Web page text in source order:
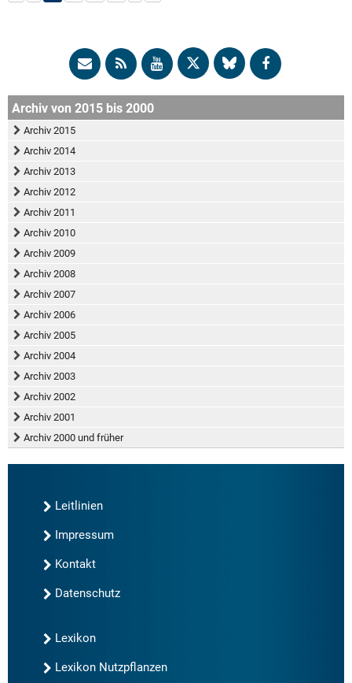
Archiv von 2015 bis 2000
Archiv 2015
Archiv 2014
Archiv 2013
Archiv 2012
Archiv 2011
Archiv 2010
Archiv 2009
Archiv 2008
Archiv 2007
Archiv 2006
Archiv 2005
Archiv 2004
Archiv 2003
Archiv 2002
Archiv 2001
Archiv 2000 und früher
Leitlinien
Impressum
Kontakt
Datenschutz
Lexikon
Lexikon Nutzpflanzen